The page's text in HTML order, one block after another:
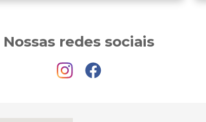
Nossas redes sociais